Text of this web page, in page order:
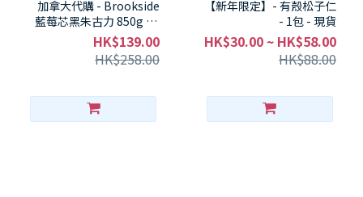
加拿大代購 - Brookside
藍莓芯黑朱古力 850g - 1
包 現貨
HK$139.00
HK$258.00
【新年限定】- 有殼松子仁
- 1包 - 現貨
HK$30.00 ~ HK$58.00
HK$88.00